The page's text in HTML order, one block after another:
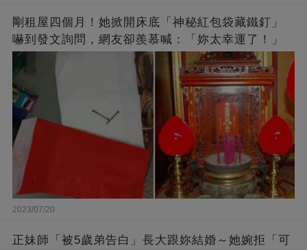
剛租屋四個月！她掀開床底「神秘紅包袋藏鐵釘」
嚇到發文詢問，網友卻羨慕喊：「妳太幸運了！」
2023/07/20
正妹師「被5歲弟告白」長大跟妳結婚～她婉拒「可